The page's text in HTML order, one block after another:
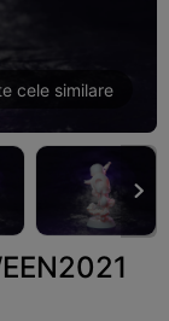
cele similare
